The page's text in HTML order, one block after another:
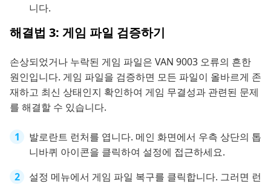
니다.
해결법 3: 게임 파일 검증하기
손상되었거나 누락된 게임 파일은 VAN 9003 오류의 흔한
원인입니다. 게임 파일을 검증하면 모든 파일이 올바르게 존
재하고 최신 상태인지 확인하여 게임 무결성과 관련된 문제
를 해결할 수 있습니다.
발로란트 런처를 엽니다. 메인 화면에서 우측 상단의 톱
니바퀴 아이콘을 클릭하여 설정에 접근하세요.
설정 메뉴에서 게임 파일 복구를 클릭합니다. 그러면 런